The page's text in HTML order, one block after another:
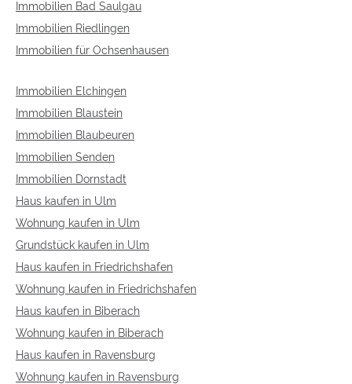
Immobilien Bad Saulgau
Immobilien Riedlingen
Immobilien für Ochsenhausen
Immobilien Elchingen
Immobilien Blaustein
Immobilien Blaubeuren
Immobilien Senden
Immobilien Dornstadt
Haus kaufen in Ulm
Wohnung kaufen in Ulm
Grundstück kaufen in Ulm
Haus kaufen in Friedrichshafen
Wohnung kaufen in Friedrichshafen
Haus kaufen in Biberach
Wohnung kaufen in Biberach
Haus kaufen in Ravensburg
Wohnung kaufen in Ravensburg